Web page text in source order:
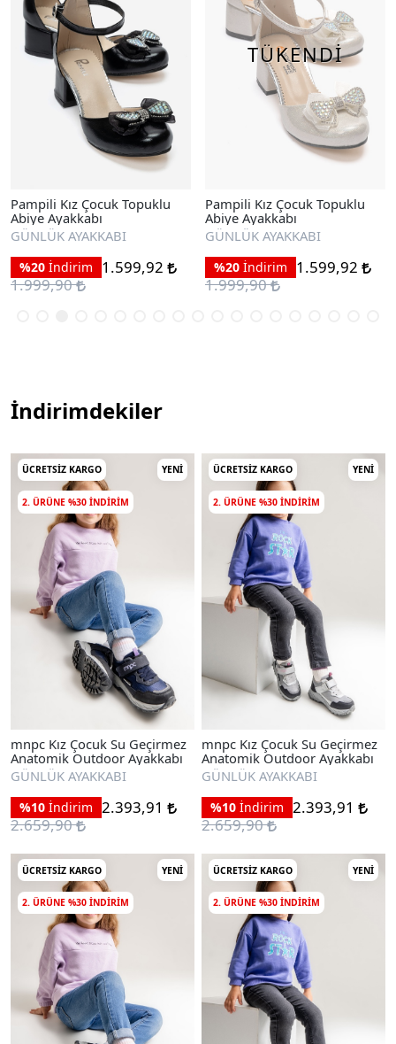
Pampili Kız Çocuk Topuklu
Abiye Ayakkabı
GÜNLÜK AYAKKABI
%20 İndirim
1.599,92
1.999,90
TÜKENDİ
Pampili Kız Çocuk Topuklu
Abiye Ayakkabı
GÜNLÜK AYAKKABI
%20 İndirim
1.599,92
1.999,90
İndirimdekiler
ÜCRETSIZ KARGO YENI
2. ÜRÜNE %30 INDIRIM
mnpc Kız Çocuk Su Geçirmez
Anatomik Outdoor Ayakkabı
GÜNLÜK AYAKKABI
%10 İndirim 2.393,91
2.659,90
ÜCRETSIZ KARGO YENI
2. ÜRÜNE %30 INDIRIM
mnpc Kız Çocuk Su Geçirmez
Anatomik Outdoor Ayakkabı
GÜNLÜK AYAKKABI
%10 İndirim 2.393,91
2.659,90
ÜCRETSIZ KARGO YENI
2. ÜRÜNE %30 INDIRIM
ÜCRETSIZ KARGO YENI
2. ÜRÜNE %30 INDIRIM